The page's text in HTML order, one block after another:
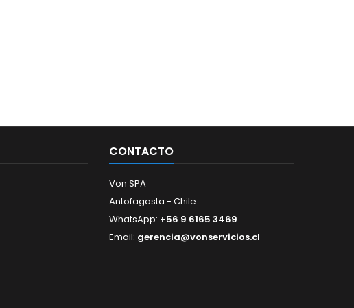
CONTACTO
Von SPA
Antofagasta - Chile
WhatsApp: +56 9 6165 3469
Email: gerencia@vonservicios.cl